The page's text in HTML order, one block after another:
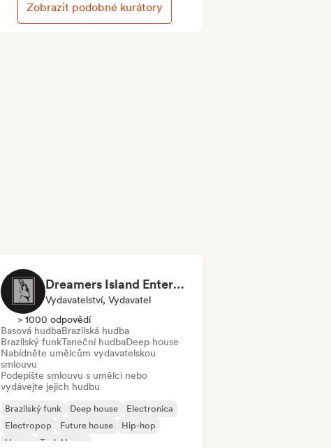
Zobrazit podobné kurátory
Dreamers Island Entertainment
Vydavatelství, Vydavatel
> 1000 odpovědí
Basová hudbaBrazilská hudba
Brazilský funkTaneční hudbaDeep house
Nabídněte umělcům vydavatelskou
smlouvu
Podepište smlouvu s umělci nebo
vydávejte jejich hudbu
Brazilský funk Deep house
Electronica
Electropop
Future house
Hip-hop
House
Tech House